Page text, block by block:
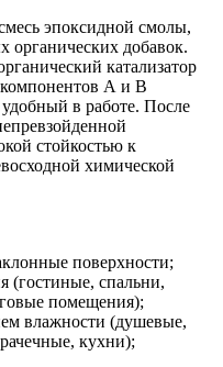
эпоксидной смолы,
органических добавок.
катализатор
А и В
в работе. После
стойкостью к
химической
поверхности;
спальни,
помещения);
влажности (душевые,
кухни);